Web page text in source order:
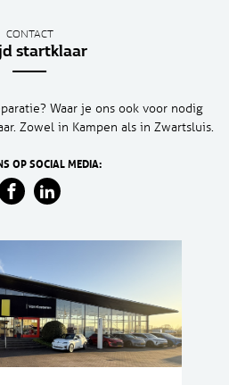
CONTACT
startklaar
Waar je ons ook voor nodig
Zowel in Kampen als in Zwartsluis.
OP SOCIAL MEDIA: